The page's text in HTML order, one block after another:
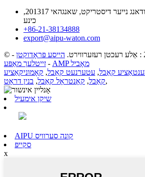
נומ. 4888, הונאן וועג, פודאנג נייער דיסטריקט, שאנגהאי 201317,
כינע
+86-21-38134888
export@aipu-waton.com
הייסע פּראָדוקטן -
זייטלעך מאַפּע -
AMP מאָביל
קאַבל, עטערנעט קאַבל, קאָמוניקאַציע
קאַבל, קאָנטראָל קאַבל, בנין דראָט ,
שיקן אימעיל
AIPU קונה סערוויס
סקייפּ
x